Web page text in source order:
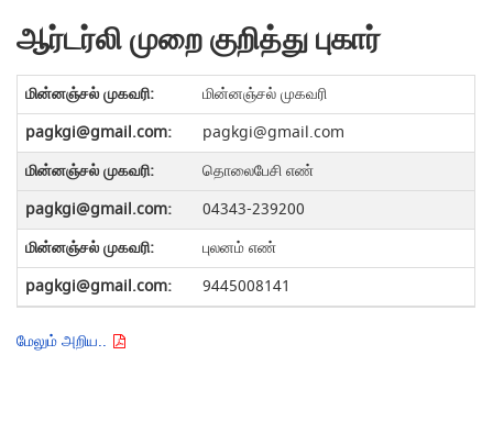
ஆர்டர்லி முறை குறித்து புகார்
மின்னஞ்சல் முகவரி
pagkgi@gmail.com
தொலைபேசி எண்
04343-239200
புலனம் எண்
9445008141
மேலும் அறிய..